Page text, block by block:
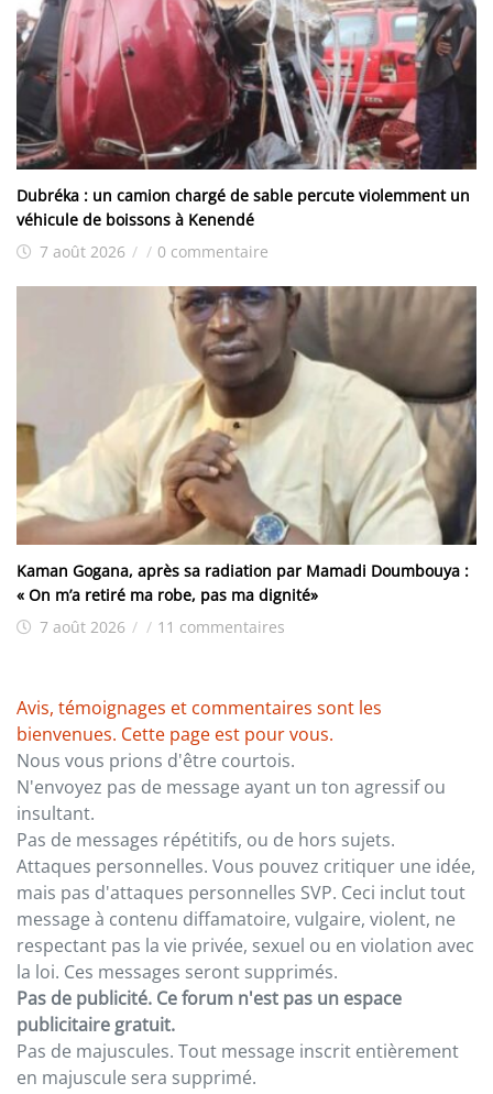
Dubréka : un camion chargé de sable percute violemment un
véhicule de boissons à Kenendé
7 août 2026 / / 0 commentaire
Kaman Gogana, après sa radiation par Mamadi Doumbouya :
« On m’a retiré ma robe, pas ma dignité»
7 août 2026 / / 11 commentaires
Avis, témoignages et commentaires sont les
bienvenues. Cette page est pour vous.
Nous vous prions d'être courtois.
N'envoyez pas de message ayant un ton agressif ou
insultant.
Pas de messages répétitifs, ou de hors sujets.
Attaques personnelles. Vous pouvez critiquer une idée,
mais pas d'attaques personnelles SVP. Ceci inclut tout
message à contenu diffamatoire, vulgaire, violent, ne
respectant pas la vie privée, sexuel ou en violation avec
la loi. Ces messages seront supprimés.
Pas de publicité. Ce forum n'est pas un espace
publicitaire gratuit.
Pas de majuscules. Tout message inscrit entièrement
en majuscule sera supprimé.